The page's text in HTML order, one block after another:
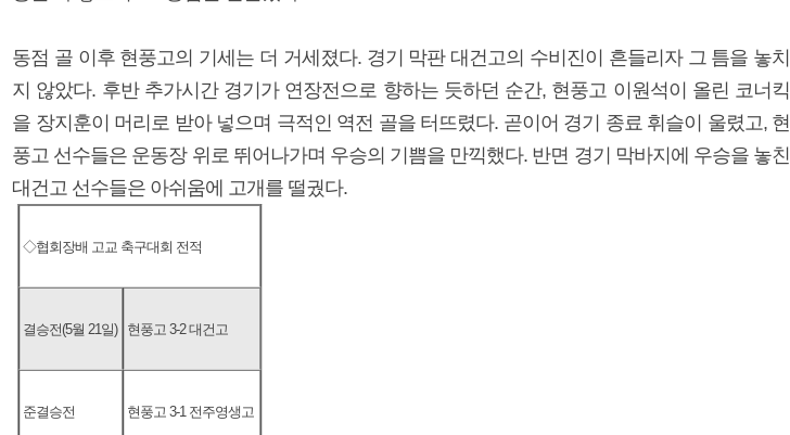
동점 골 이후 현풍고의 기세는 더 거세졌다. 경기 막판 대건고의 수비진이 흔들리자 그 틈을 놓치
지 않았다. 후반 추가시간 경기가 연장전으로 향하는 듯하던 순간, 현풍고 이원석이 올린 코너킥
을 장지훈이 머리로 받아 넣으며 극적인 역전 골을 터뜨렸다. 곧이어 경기 종료 휘슬이 울렸고, 현
풍고 선수들은 운동장 위로 뛰어나가며 우승의 기쁨을 만끽했다. 반면 경기 막바지에 우승을 놓친
대건고 선수들은 아쉬움에 고개를 떨궜다.
◇협회장배 고교 축구대회 전적
결승전(5월 21일) 현풍고 3-2 대건고
준결승전 현풍고 3-1 전주영생고